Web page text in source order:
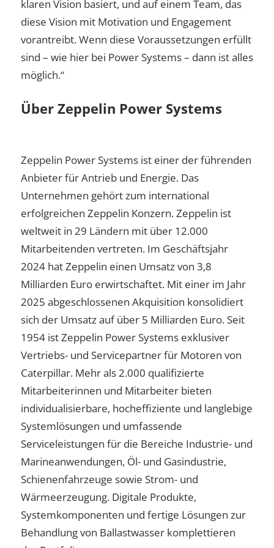
klaren Vision basiert, und auf einem Team, das
diese Vision mit Motivation und Engagement
vorantreibt. Wenn diese Voraussetzungen erfüllt
sind – wie hier bei Power Systems – dann ist alles
möglich.“
Über Zeppelin Power Systems
Zeppelin Power Systems ist einer der führenden
Anbieter für Antrieb und Energie. Das
Unternehmen gehört zum international
erfolgreichen Zeppelin Konzern. Zeppelin ist
weltweit in 29 Ländern mit über 12.000
Mitarbeitenden vertreten. Im Geschäftsjahr
2024 hat Zeppelin einen Umsatz von 3,8
Milliarden Euro erwirtschaftet. Mit einer im Jahr
2025 abgeschlossenen Akquisition konsolidiert
sich der Umsatz auf über 5 Milliarden Euro. Seit
1954 ist Zeppelin Power Systems exklusiver
Vertriebs- und Servicepartner für Motoren von
Caterpillar. Mehr als 2.000 qualifizierte
Mitarbeiterinnen und Mitarbeiter bieten
individualisierbare, hocheffiziente und langlebige
Systemlösungen und umfassende
Serviceleistungen für die Bereiche Industrie- und
Marineanwendungen, Öl- und Gasindustrie,
Schienenfahrzeuge sowie Strom- und
Wärmeerzeugung. Digitale Produkte,
Systemkomponenten und fertige Lösungen zur
Behandlung von Ballastwasser komplettieren